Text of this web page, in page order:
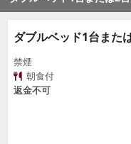
ダブルベッド1台また
禁煙
朝食付
返金不可